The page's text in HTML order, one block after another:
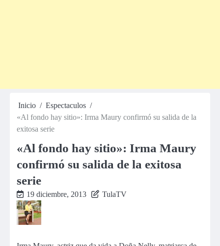
Inicio
Espectaculos
«Al fondo hay sitio»: Irma Maury confirmó su salida de la
exitosa serie
«Al fondo hay sitio»: Irma Maury
confirmó su salida de la exitosa
serie
19 diciembre, 2013 TulaTV